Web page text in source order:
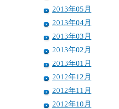
2013年05月
2013年04月
2013年03月
2013年02月
2013年01月
2012年12月
2012年11月
2012年10月